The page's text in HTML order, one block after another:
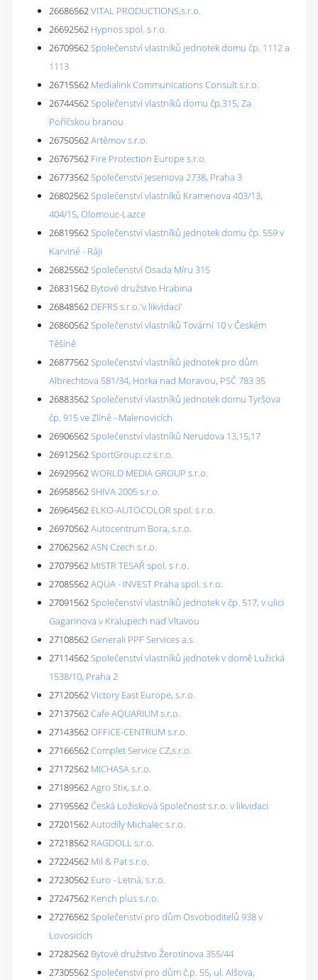
26686562VITAL PRODUCTIONS,s.r.o.
26692562 Hypnos spol. s r.o.
26709562Společenství vlastníků jednotek domu čp. 1112 a
1113
26715562 Medialink Communications Consult s.r.o.
26744562Společenství vlastníků domu čp.315, Za
Poříčskou branou
26750562Artěmov s.r.o.
26767562 Fire Protection Europe s.r.o.
26773562Společenství Jeseniova 2738, Praha 3
26802562Společenství vlastníků Krameriova 403/13,
404/15, Olomouc-Lazce
26819562Společenství vlastníků jednotek domu čp. 559 v
Karviné - Ráji
26825562Společenství Osada Míru 315
26831562 Bytové družstvo Hrabina
26848562 DEFRS s.r.o.'v likvidaci'
26860562Společenství vlastníků Tovární 10 v Českém
Těšíně
26877562Společenství vlastníků jednotek pro dům
Albrechtova 581/34, Horka nad Moravou, PSČ 783 35
26883562Společenství vlastníků jednotek domu Tyršova
čp. 915 ve Zlíně - Malenovicích
26906562Společenství vlastníků Nerudova 13,15,17
26912562SportGroup.cz s.r.o.
26929562WORLD MEDIA GROUP s.r.o.
26958562SHIVA 2005 s.r.o.
26964562 ELKO-AUTOCOLOR spol. s r.o.
26970562Autocentrum Bora, s.r.o.
27062562ASN Czech s.r.o.
27079562 MISTR TESAŘ spol. s r.o.
27085562AQUA - INVEST Praha spol. s r.o.
27091562Společenství vlastníků jednotek v čp. 517, v ulici
Gagarinova v Kralupech nad Vltavou
27108562Generali PPF Services a.s.
27114562Společenství vlastníků jednotek v domě Lužická
1538/10, Praha 2
27120562Victory East Europe, s.r.o.
27137562Cafe AQUARIUM s.r.o.
27143562OFFICE-CENTRUM s.r.o.
27166562Complet Service CZ,s.r.o.
27172562 MICHASA s.r.o.
27189562Agro Stix, s.r.o.
27195562Česká Ložisková Společnost s.r.o. v likvidaci
27201562Autodíly Michalec s.r.o.
27218562 RAGDOLL s.r.o.
27224562 Mil & Pat s.r.o.
27230562 Euro - Letná, s.r.o.
27247562 Kench plus s.r.o.
27276562Společenství pro dům Osvoboditelů 938 v
Lovosicích
27282562 Bytové družstvo Žerotínova 355/44
27305562Společenství pro dům č.p. 55, ul. Alšova,